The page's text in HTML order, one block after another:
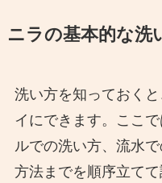
ニラの基本的な洗
洗い方を知っておく
イにできます。ここ
ルでの洗い方、流水
方法までを順序立て